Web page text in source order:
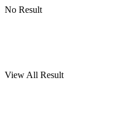
No Result
View All Result